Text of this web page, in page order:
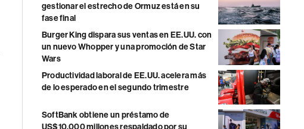
gestionar el estrecho de Ormuz está en su
fase final
Burger King dispara sus ventas en EE.UU. con
un nuevo Whopper y una promoción de Star
Wars
Productividad laboral de EE.UU. acelera más
de lo esperado en el segundo trimestre
SoftBank obtiene un préstamo de